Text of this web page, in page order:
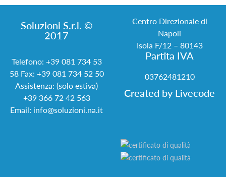
Soluzioni S.r.l. ©
2017
Telefono: +39 081 734 53
58Fax: +39 081 734 52 50
Assistenza: (solo estiva)
+39 366 72 42 563
Email: info@soluzioni.na.it
Centro Direzionale di
Napoli
Isola F/12 – 80143
Partita IVA
03762481210
Created by Livecode